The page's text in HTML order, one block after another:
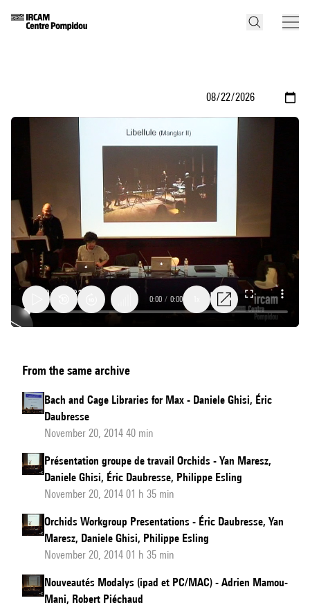
de
Libellule
0:00 / 0:00
From the same archive
Bach and Cage Libraries for Max - Daniele Ghisi, Éric
Daubresse
November 20, 2014 40 min
Présentation groupe de travail Orchids - Yan Maresz,
Daniele Ghisi, Éric Daubresse, Philippe Esling
November 20, 2014 01 h 35 min
Orchids Workgroup Presentations - Éric Daubresse, Yan
Maresz, Daniele Ghisi, Philippe Esling
November 20, 2014 01 h 35 min
Nouveautés Modalys (ipad et PC/MAC) - Adrien Mamou-
Mani, Robert Piéchaud